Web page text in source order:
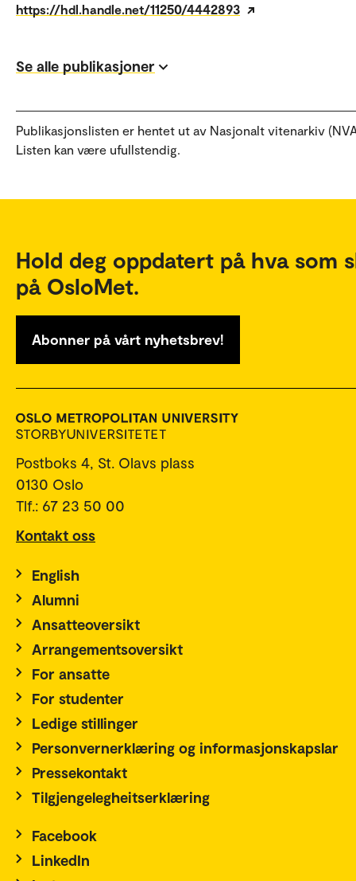
https://hdl.handle.net/11250/4442893
Se alle publikasjoner
Publikasjonslisten er hentet ut av Nasjonalt vitenarkiv
Listen kan være ufullstendig.
Hold deg oppdatert på hva som
på OsloMet.
Abonner på vårt nyhetsbrev!
Postboks 4, St. Olavs plass
0130 Oslo
Tlf.: 67 23 50 00
Kontakt oss
English
Alumni
Ansatteoversikt
Arrangementsoversikt
For ansatte
For studenter
Ledige stillinger
Personvernerklæring og informasjonskapslar
Pressekontakt
Tilgjengelegheitserklæring
Facebook
LinkedIn